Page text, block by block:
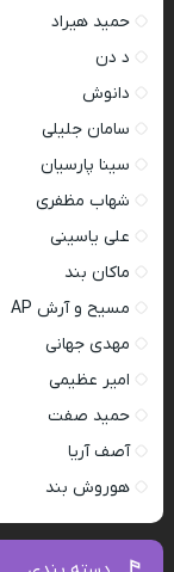
حمید هیراد
د دن
دانوش
سامان جلیلی
سینا پارسیان
شهاب مظفری
علی یاسینی
ماکان بند
مسیح و آرش AP
مهدی جهانی
امیر عظیمی
حمید صفت
آصف آریا
هوروش بند